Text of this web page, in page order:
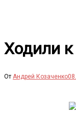
Ходили
От Андрей Козаченко